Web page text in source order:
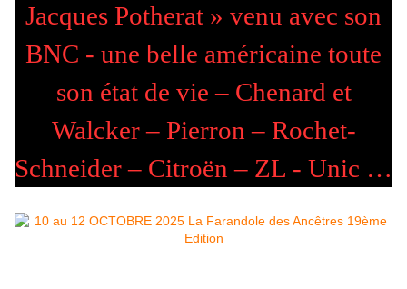
Jacques Potherat » venu avec son
BNC - une belle américaine toute
son état de vie – Chenard et
Walcker – Pierron – Rochet-
Schneider – Citroën – ZL - Unic …